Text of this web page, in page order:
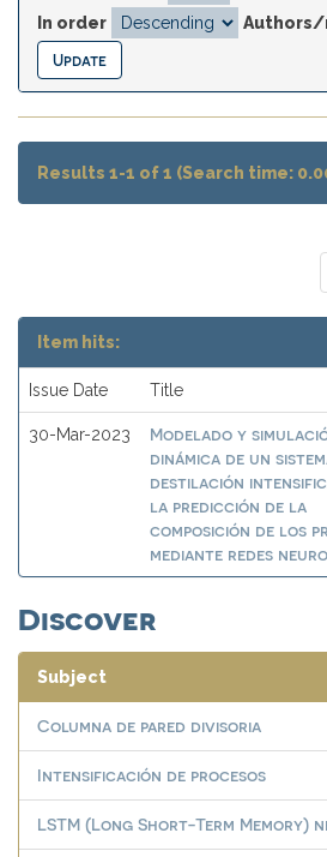
In order
Results 1-1 of 1 (Search time:
Item hits:
Issue Date Title
30-Mar-2023
Modelado y
dinámica de un
destilación
la predicción de la
composición de los
mediante redes
Discover
Subject
Columna de pared divisoria
Intensificación de procesos
LSTM (Long Short-Term Memory)